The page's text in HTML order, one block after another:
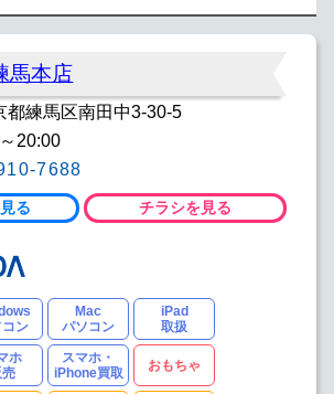
馬本店
都練馬区南田中3-30-5
20:00
7688
る チラシを見る
コン
Mac
パソコン
iPad
取扱
ホ
売
スマホ・
iPhone買取
おもちゃ